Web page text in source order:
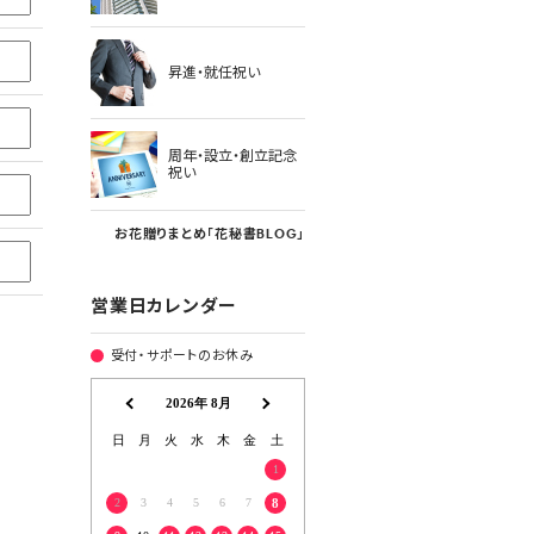
昇進・就任祝い
周年・設立・創立記念
祝い
お花贈りまとめ「花秘書BLOG」
営業日カレンダー
受付・サポートのお休み